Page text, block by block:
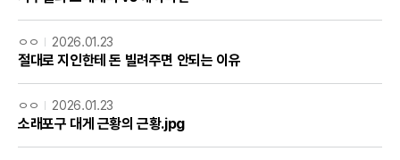
ㅇㅇ 2026.01.23
절대로 지인한테 돈 빌려주면 안되는 이유
ㅇㅇ 2026.01.23
소래포구 대게 근황의 근황.jpg